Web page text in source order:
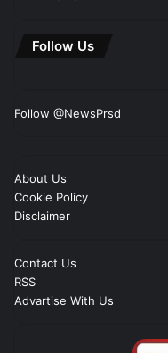
Follow Us
Follow @NewsPrsd
About Us
Cookie Policy
Disclaimer
Contact Us
RSS
Advartise With Us